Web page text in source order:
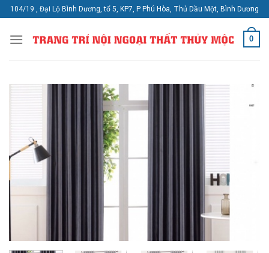
Skip
to
content
104/19 , Đại Lộ Bình Dương, tổ 5, KP7, P Phú Hòa, Thủ Dầu Một, Bình Dương
0